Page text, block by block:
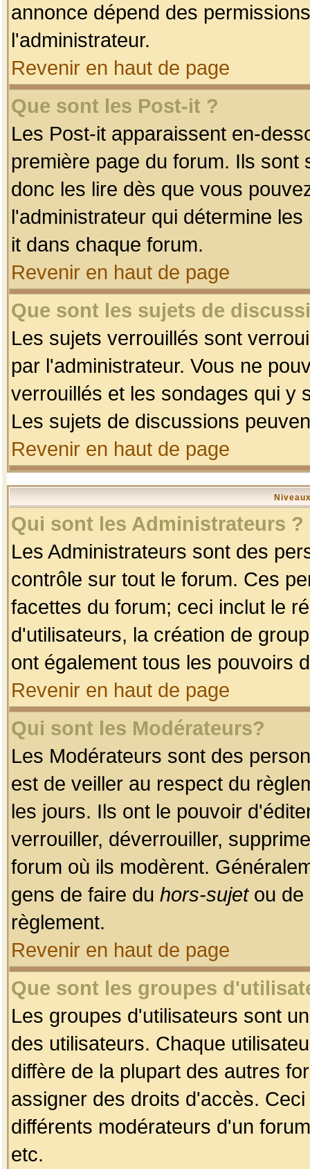
annonce dépend des
l'administrateur.
Revenir en haut de page
Que sont les Post-it ?
Les Post-it apparaissent en-
première page du forum. Ils
donc les lire dès que vous
l'administrateur qui détermine
it dans chaque forum.
Revenir en haut de page
Que sont les sujets de
Les sujets verrouillés sont
par l'administrateur. Vous ne
verrouillés et les sondages qui y
Les sujets de discussions
Revenir en haut de page
Qui sont les Administrateurs ?
Les Administrateurs sont des
contrôle sur tout le forum. Ces
facettes du forum; ceci inclut le
d'utilisateurs, la création de
ont également tous les pouvoirs
Revenir en haut de page
Qui sont les Modérateurs?
Les Modérateurs sont des
est de veiller au respect du
les jours. Ils ont le pouvoir
verrouiller, déverrouiller,
forum où ils modèrent.
gens de faire du hors-sujetou de
règlement.
Revenir en haut de page
Que sont les groupes
Les groupes d'utilisateurs sont
des utilisateurs. Chaque
diffère de la plupart des autres
assigner des droits d'accès.
différents modérateurs d'un
etc.